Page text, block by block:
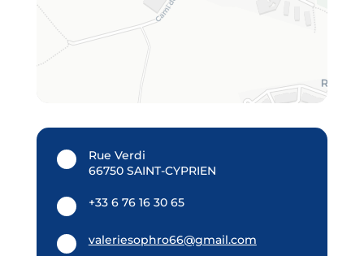
Rue Verdi
66750 SAINT-CYPRIEN
+33 6 76 16 30 65
valeriesophro66@gmail.com